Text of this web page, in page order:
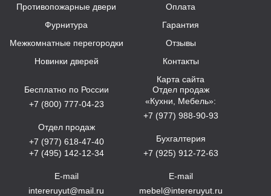
Противопожарные двери
Фурнитура
Межкомнатные перегородки
Новинки дверей
Оплата
Гарантия
Отзывы
Контакты
Карта сайта
Бесплатно по России
+7 (800) 777-04-23
Отдел продаж
+7 (977) 618-47-40
+7 (495) 142-12-34
E-mail
intereruyut@mail.ru
Отдел продаж
«Кухни, Мебель»:
+7 (977) 988-90-93
Бухгалтерия
+7 (925) 912-72-63
E-mail
mebel@intereruyut.ru